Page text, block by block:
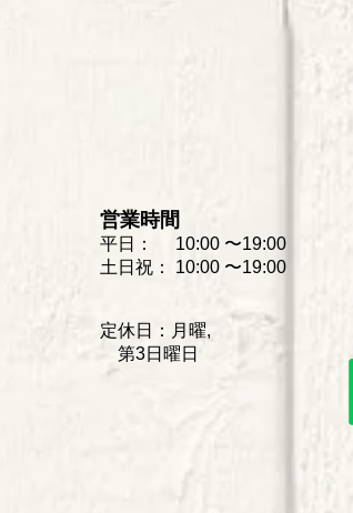
営業時間
平日： 10:00 〜19:00
土日祝： 10:00 〜19:00
定休日：月曜,
第3日曜日